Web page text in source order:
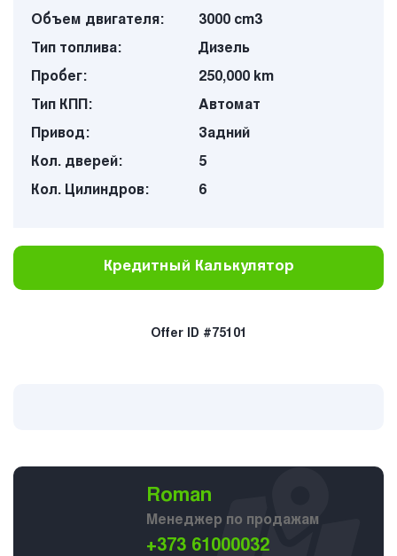
Объем двигателя:
3000 cm3
Тип топлива:
Дизель
Пробег:
250,000 km
Тип КПП:
Автомат
Привод:
Задний
Кол. дверей:
5
Кол. Цилиндров:
6
Кредитный Калькулятор
Offer ID #75101
Roman
Менеджер по продажам
+373 61000032